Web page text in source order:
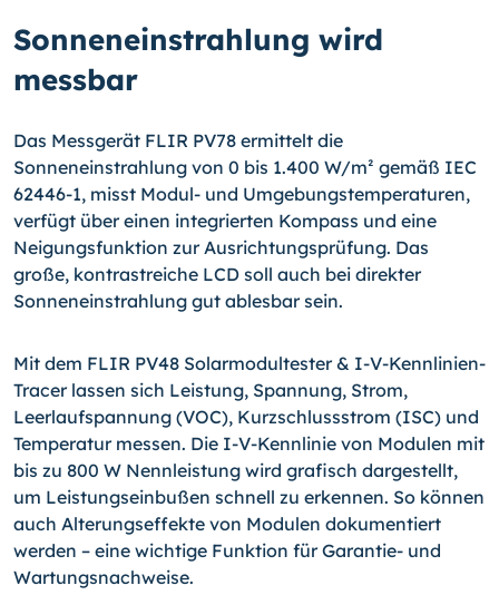
Sonneneinstrahlung wird
messbar
Das Messgerät FLIR PV78 ermittelt die
Sonneneinstrahlung von 0 bis 1.400 W/m² gemäß IEC
62446-1, misst Modul- und Umgebungstemperaturen,
verfügt über einen integrierten Kompass und eine
Neigungsfunktion zur Ausrichtungsprüfung. Das
große, kontrastreiche LCD soll auch bei direkter
Sonneneinstrahlung gut ablesbar sein.
Mit dem FLIR PV48 Solarmodultester & I-V-Kennlinien-
Tracer lassen sich Leistung, Spannung, Strom,
Leerlaufspannung (VOC), Kurzschlussstrom (ISC) und
Temperatur messen. Die I-V-Kennlinie von Modulen mit
bis zu 800 W Nennleistung wird grafisch dargestellt,
um Leistungseinbußen schnell zu erkennen. So können
auch Alterungseffekte von Modulen dokumentiert
werden – eine wichtige Funktion für Garantie- und
Wartungsnachweise.